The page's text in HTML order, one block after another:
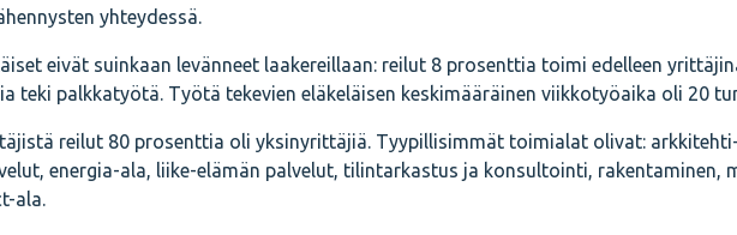
yhteydessä.
eivät suinkaan levänneet laakereillaan: reilut 8 prosenttia toimi edelleen
teki palkkatyötä. Työtä tekevien eläkeläisen keskimääräinen viikkotyöaika oli 20
reilut 80 prosenttia oli yksinyrittäjiä. Tyypillisimmät toimialat olivat:
energia-ala, liike-elämän palvelut, tilintarkastus ja konsultointi, rakentaminen,
ala.